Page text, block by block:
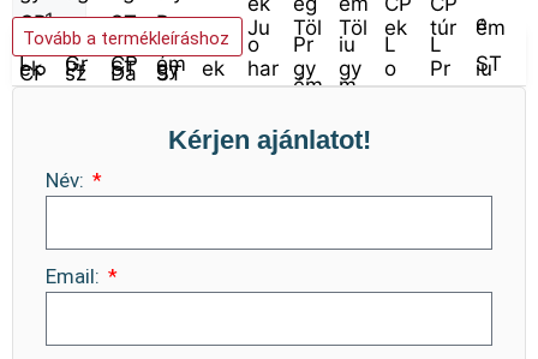
Kosárba teszem
Tovább a termékleíráshoz
Kérjen ajánlatot!
Név:
Email: